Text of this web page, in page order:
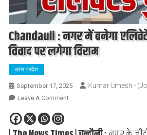
Chandauli : नगर में बनेगा
विवाद पर लगेगा विराम
उत्तर प्रदेश
September 17, 2025 Kumar Umesh -
Leave A CommentOn
नगर